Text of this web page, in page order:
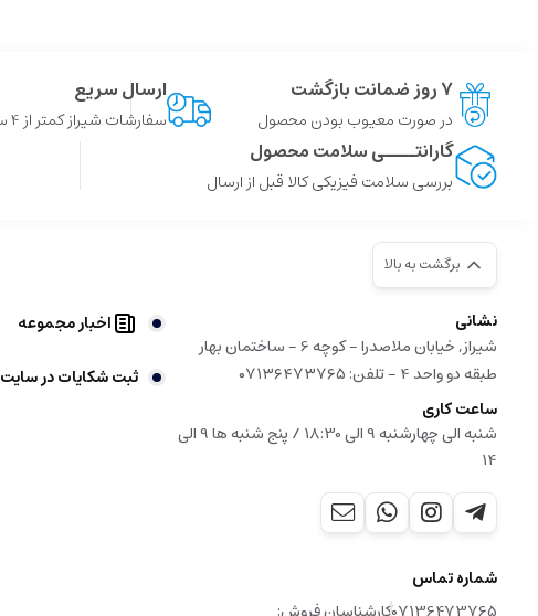
۷ روز ضمانت بازگشت
در صورت معیوب بودن محصول
ارسال سریع
سفارشات شیراز کمتر از 4 ساعت ، سایر شهر ها توسط پست و تیپاکس
گارانتــــی سلامت محصول
بررسی سلامت فیزیکی کالا قبل از ارسال
برگشت به بالا
نشانی
شیراز, خیابان ملاصدرا - کوچه 6 - ساختمان بهار
طبقه دو واحد 4 - تلفن: ۰۷۱۳۶۴۷۳۷۶۵
ساعت کاری
شنبه الی چهارشنبه 9 الی 18:30 / پنج شنبه ها 9 الی
14
شماره تماس
اخبار مجموعه
ثبت شکایات در سایت